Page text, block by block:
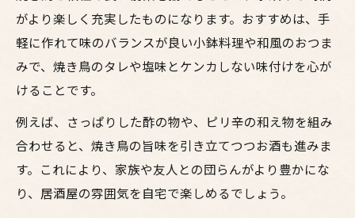
がより楽しく充実したものになります。おすすめは、手
軽に作れて味のバランスが良い小鉢料理や和風のおつま
みで、焼き鳥のタレや塩味とケンカしない味付けを心が
けることです。
例えば、さっぱりした酢の物や、ピリ辛の和え物を組み
合わせると、焼き鳥の旨味を引き立てつつお酒も進みま
す。これにより、家族や友人との団らんがより豊かにな
り、居酒屋の雰囲気を自宅で楽しめるでしょう。